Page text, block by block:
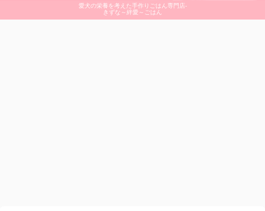
愛犬の栄養を考えた手作りごはん専門店-
きずな～絆愛～ごはん